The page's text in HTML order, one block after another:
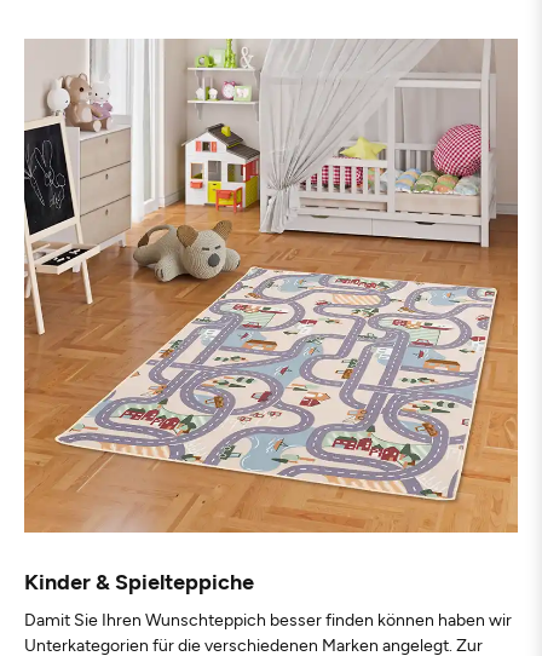
Kinder & Spielteppiche
Damit Sie Ihren Wunschteppich besser finden können haben wir
Unterkategorien für die verschiedenen Marken angelegt. Zur